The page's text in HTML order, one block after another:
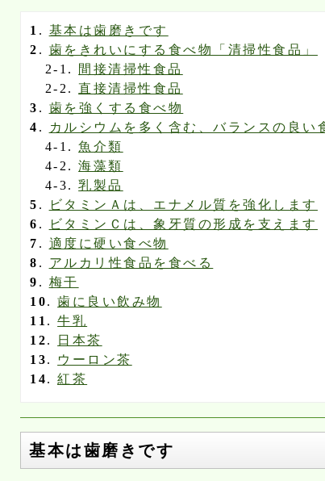
1 . 基本は歯磨きです
2 . 歯をきれいにする食べ物「清掃性食品」
2-1.
間接清掃性食品
2-2.直接清掃性食品
3 . 歯を強くする食べ物
4 .
カルシウムを多く含む、バランスの良い
4-1.魚介類
4-2.海藻類
4-3.乳製品
5 .
ビタミンＡは、エナメル質を強化します
6 .
ビタミンＣは、象牙質の形成を支えます
7 . 適度に硬い食べ物
8 . アルカリ性食品を食べる
9 . 梅干
10.歯に良い飲み物
11 .牛乳
12.
日本茶
13.
ウーロン茶
14.紅茶
基本は歯磨きです